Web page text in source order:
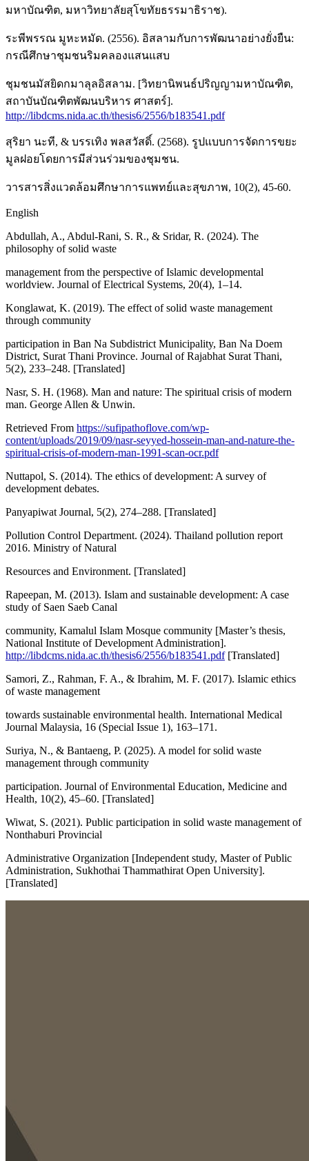
มหาบัณฑิต, มหาวิทยาลัยสุโขทัยธรรมาธิราช).
ระพีพรรณ มูหะหมัด. (2556). อิสลามกับการพัฒนาอย่างยั่งยืน:
กรณีศึกษาชุมชนริมคลองแสนแสบ
ชุมชนมัสยิดกมาลุลอิสลาม. [วิทยานิพนธ์ปริญญามหาบัณฑิต,
สถาบันบัณฑิตพัฒนบริหาร ศาสตร์].
http://libdcms.nida.ac.th/thesis6/2556/b183541.pdf
สุริยา นะที, & บรรเทิง พลสวัสดิ์. (2568). รูปแบบการจัดการขยะ
มูลฝอยโดยการมีส่วนร่วมของชุมชน.
วารสารสิ่งแวดล้อมศึกษาการแพทย์และสุขภาพ, 10(2), 45-60.
English
Abdullah, A., Abdul-Rani, S. R., & Sridar, R. (2024). The
philosophy of solid waste
management from the perspective of Islamic developmental
worldview. Journal of Electrical Systems, 20(4), 1–14.
Konglawat, K. (2019). The effect of solid waste management
through community
participation in Ban Na Subdistrict Municipality, Ban Na Doem
District, Surat Thani Province. Journal of Rajabhat Surat Thani,
5(2), 233–248. [Translated]
Nasr, S. H. (1968). Man and nature: The spiritual crisis of modern
man. George Allen & Unwin.
Retrieved From https://sufipathoflove.com/wp-
content/uploads/2019/09/nasr-seyyed-hossein-man-and-nature-the-
spiritual-crisis-of-modern-man-1991-scan-ocr.pdf
Nuttapol, S. (2014). The ethics of development: A survey of
development debates.
Panyapiwat Journal, 5(2), 274–288. [Translated]
Pollution Control Department. (2024). Thailand pollution report
2016. Ministry of Natural
Resources and Environment. [Translated]
Rapeepan, M. (2013). Islam and sustainable development: A case
study of Saen Saeb Canal
community, Kamalul Islam Mosque community [Master’s thesis,
National Institute of Development Administration].
http://libdcms.nida.ac.th/thesis6/2556/b183541.pdf[Translated]
Samori, Z., Rahman, F. A., & Ibrahim, M. F. (2017). Islamic ethics
of waste management
towards sustainable environmental health. International Medical
Journal Malaysia, 16 (Special Issue 1), 163–171.
Suriya, N., & Bantaeng, P. (2025). A model for solid waste
management through community
participation. Journal of Environmental Education, Medicine and
Health, 10(2), 45–60. [Translated]
Wiwat, S. (2021). Public participation in solid waste management of
Nonthaburi Provincial
Administrative Organization [Independent study, Master of Public
Administration, Sukhothai Thammathirat Open University].
[Translated]